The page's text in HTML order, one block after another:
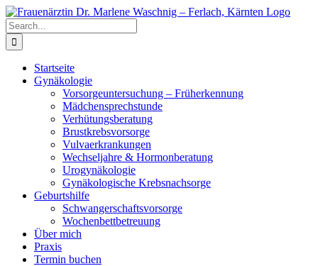
Skip
to
content
Search
for:
Startseite
Gynäkologie
Vorsorgeuntersuchung – Früherkennung
Mädchensprechstunde
Verhütungsberatung
Brustkrebsvorsorge
Vulvaerkrankungen
Wechseljahre & Hormonberatung
Urogynäkologie
Gynäkologische Krebsnachsorge
Geburtshilfe
Schwangerschaftsvorsorge
Wochenbettbetreuung
Über mich
Praxis
Termin buchen